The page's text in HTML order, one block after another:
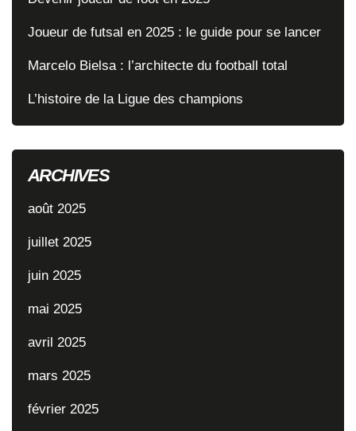
Joueur de futsal en 2025 : le guide pour se lancer
Marcelo Bielsa : l’architecte du football total
L’histoire de la Ligue des champions
ARCHIVES
août 2025
juillet 2025
juin 2025
mai 2025
avril 2025
mars 2025
février 2025